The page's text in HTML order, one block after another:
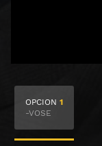
Haz clic 3
OPCION 1
-VOSE